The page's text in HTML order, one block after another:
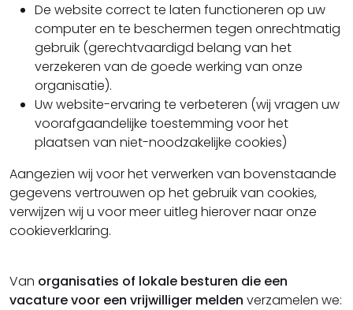
De website correct te laten functioneren op uw
computer en te beschermen tegen onrechtmatig
gebruik (gerechtvaardigd belang van het
verzekeren van de goede werking van onze
organisatie).
Uw website-ervaring te verbeteren (wij vragen uw
voorafgaandelijke toestemming voor het
plaatsen van niet-noodzakelijke cookies)
Aangezien wij voor het verwerken van bovenstaande
gegevens vertrouwen op het gebruik van cookies,
verwijzen wij u voor meer uitleg hierover naar onze
cookieverklaring.
Van organisaties of lokale besturen die een
vacature voor een vrijwilliger melden verzamelen we: